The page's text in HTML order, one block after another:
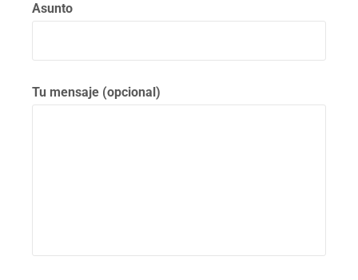
Asunto
Tu mensaje (opcional)